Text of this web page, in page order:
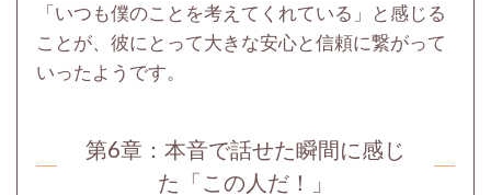
「いつも僕のことを考えてくれている」と感じる
ことが、彼にとって大きな安心と信頼に繋がって
いったようです。
第6章： 本音で話せた瞬間に感じ
た「この人だ！」